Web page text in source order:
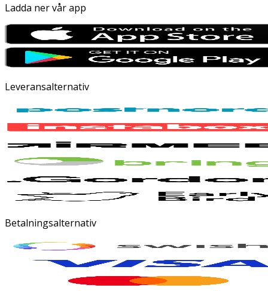
Ladda ner vår app
Leveransalternativ
Betalningsalternativ